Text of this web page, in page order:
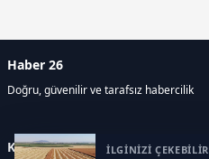
İLGİNİZİ ÇEKEBİLİR
Haber 26
Doğru, güvenilir ve tarafsız habercilik
Kategoriler